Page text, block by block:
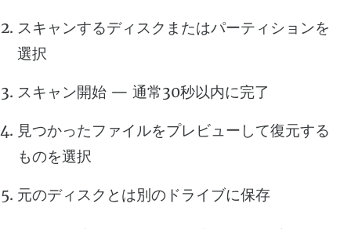
スキャンするディスクまたはパーティションを
選択
スキャン開始 — 通常30秒以内に完了
見つかったファイルをプレビューして復元する
ものを選択
元のディスクとは別のドライブに保存